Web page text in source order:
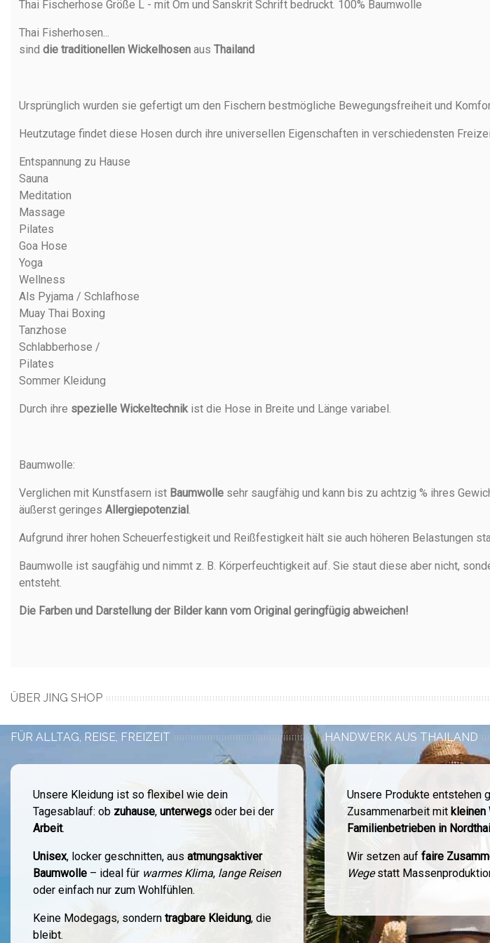
Thai Fischerhose Größe L - mit Om und Sanskrit Schrift bedruckt. 100% Baumwolle
Thai Fisherhosen...
sind die traditionellen Wickelhosen aus Thailand
Ursprünglich wurden sie gefertigt um den Fischern bestmögliche Bewegungsfreiheit und
Heutzutage findet diese Hosen durch ihre universellen Eigenschaften in verschiedensten
Entspannung zu Hause
Sauna
Meditation
Massage
Pilates
Goa Hose
Yoga
Wellness
Als Pyjama / Schlafhose
Muay Thai Boxing
Tanzhose
Schlabberhose /
Pilates
Sommer Kleidung
Durch ihre spezielle Wickeltechnikist die Hose in Breite und Länge variabel.
Baumwolle:
Verglichen mit Kunstfasern ist Baumwolle sehr saugfähig und kann bis zu achtzig % ihres
äußerst geringes Allergiepotenzial.
Aufgrund ihrer hohen Scheuerfestigkeit und Reißfestigkeit hält sie auch höheren Belastungen
Baumwolle ist saugfähig und nimmt z. B. Körperfeuchtigkeit auf. Sie staut diese aber nicht,
entsteht.
Die Farben und Darstellung der Bilder kann vom Original geringfügig abweichen!
ÜBER JING SHOP
FÜR ALLTAG, REISE, FREIZEIT
Unsere Kleidung ist so flexibel wie dein
Tagesablauf: ob zuhause, unterwegs oder bei der
Arbeit.
Unisex, locker geschnitten, aus atmungsaktiver
Baumwolle – ideal für warmes Klima, lange Reisen
oder einfach nur zum Wohlfühlen.
Keine Modegags, sondern tragbare Kleidung, die
bleibt.
HANDWERK AUS THAILAND
Unsere Produkte entstehen
Zusammenarbeit mit kleinen
Familienbetrieben in
Wir setzen auf faire
Wegestatt